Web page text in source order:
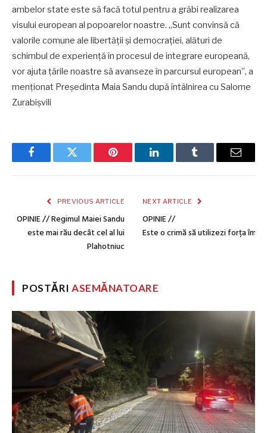
ambelor state este să facă totul pentru a grăbi realizarea
visului european al popoarelor noastre. „Sunt convinsă că
valorile comune ale libertății și democrației, alături de
schimbul de experiență în procesul de integrare europeană,
vor ajuta țările noastre să avanseze în parcursul european”, a
menționat Președinta Maia Sandu după întâlnirea cu Salome
Zurabișvili
FacebookTwitter Pinterest LinkedInTumblr Email
PREVIOUS ARTICLE
OPINIE // Regimul Maiei Sandu
este mai rău decât cel al lui
Plahotniuc
NEXT ARTICLE
OPINIE //
Este o crimă să utilizezi forța
POSTĂRIASEMĂNATOARE